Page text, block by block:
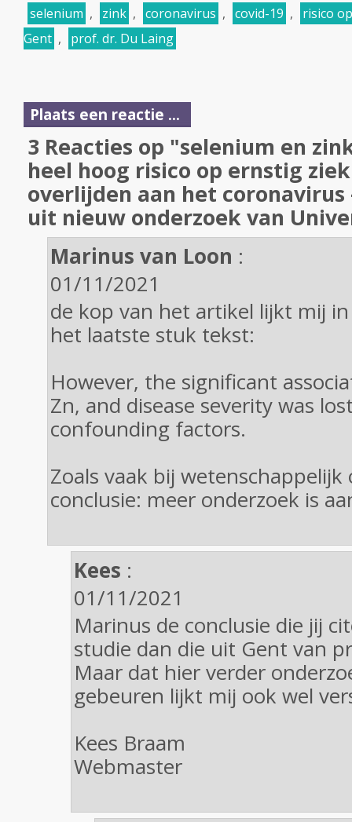
selenium , zink , coronavirus , covid-19 ,
risico
Gent , prof. dr. Du Laing
Plaats een reactie ...
3 Reacties op "selenium en
heel hoog risico op ernstig
overlijden aan het coronavirus
uit nieuw onderzoek van
Marinus van Loon :
01/11/2021
de kop van het artikel lijkt mij
het laatste stuk tekst:
However, the significant
Zn, and disease severity was
confounding factors.
Zoals vaak bij wetenschappelijk
conclusie: meer onderzoek is
Kees :
01/11/2021
Marinus de conclusie die jij
studie dan die uit Gent van
Maar dat hier verder
gebeuren lijkt mij ook wel
Kees Braam
Webmaster